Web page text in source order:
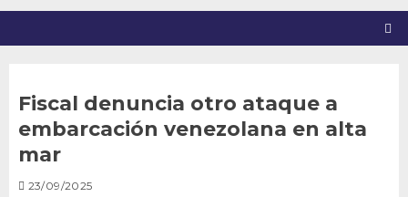
Fiscal denuncia otro ataque a
embarcación venezolana en alta
mar
23/09/2025